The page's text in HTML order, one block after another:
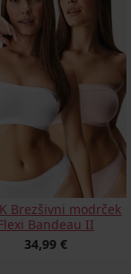
Brezšivni modrček
Bandeau II
34,99 €